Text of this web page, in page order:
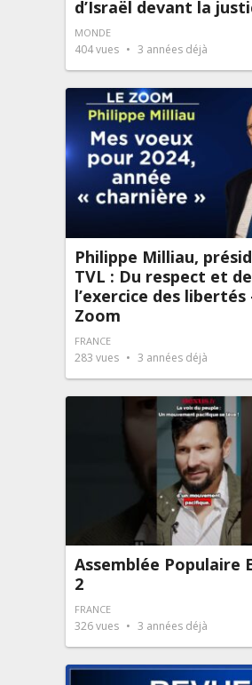
d’Israël devant la
MONDE
404vues 3 années déjà
Philippe Milliau,
TVL : Du respect et de
l’exercice des libertés
Zoom
FRANCE
283 vues 3 années déjà
Assemblée Populaire
2
FRANCE
326vues 3 années déjà